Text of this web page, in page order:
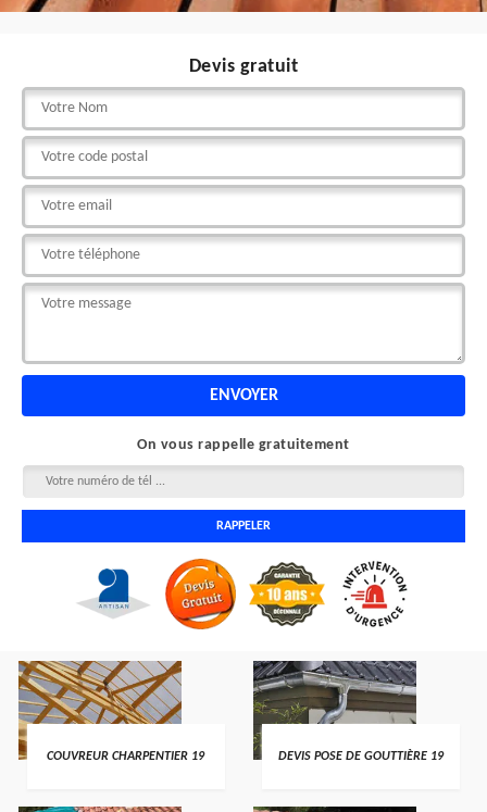
Devis gratuit
On vous rappelle gratuitement
COUVREUR CHARPENTIER 19 DEVIS POSE DE GOUTTIÈRE 19